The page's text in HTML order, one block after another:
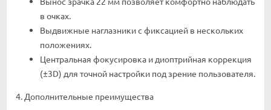
в очках.
Выдвижные наглазники с фиксацией в нескольких
положениях.
Центральная фокусировка и диоптрийная коррекция
(±3D) для точной настройки под зрение пользователя.
4. Дополнительные преимущества